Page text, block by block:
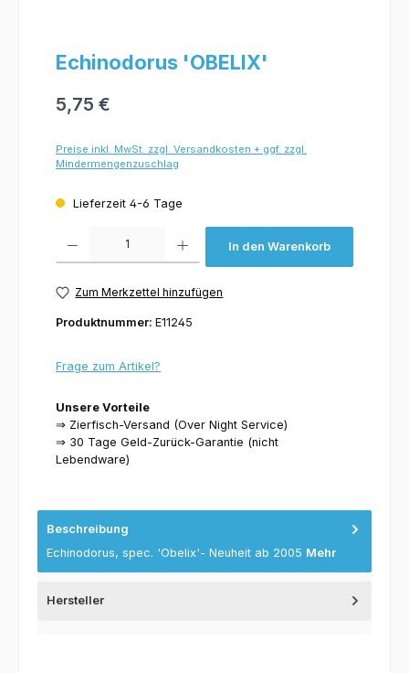
Echinodorus 'OBELIX'
5,75 €
Preise inkl. MwSt. zzgl. Versandkosten + ggf. zzgl.
Mindermengenzuschlag
Lieferzeit 4-6 Tage
In den Warenkorb
Zum Merkzettel hinzufügen
Produktnummer: E11245
Frage zum Artikel?
Unsere Vorteile
⇒ Zierfisch-Versand (Over Night Service)
⇒ 30 Tage Geld-Zurück-Garantie (nicht
Lebendware)
Beschreibung
Echinodorus, spec. 'Obelix'- Neuheit ab 2005 Mehr
Hersteller